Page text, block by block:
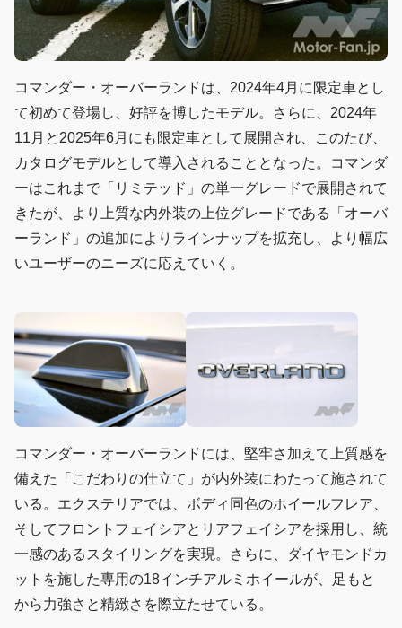
コマンダー・オーバーランドは、2024年4月に限定車とし
て初めて登場し、好評を博したモデル。さらに、2024年
11月と2025年6月にも限定車として展開され、このたび、
カタログモデルとして導入されることとなった。コマンダ
ーはこれまで「リミテッド」の単一グレードで展開されて
きたが、より上質な内外装の上位グレードである「オーバ
ーランド」の追加によりラインナップを拡充し、より幅広
いユーザーのニーズに応えていく。
コマンダー・オーバーランドには、堅牢さ加えて上質感を
備えた「こだわりの仕立て」が内外装にわたって施されて
いる。エクステリアでは、ボディ同色のホイールフレア、
そしてフロントフェイシアとリアフェイシアを採用し、統
一感のあるスタイリングを実現。さらに、ダイヤモンドカ
ットを施した専用の18インチアルミホイールが、足もと
から力強さと精緻さを際立たせている。